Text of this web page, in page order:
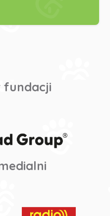
fundacji